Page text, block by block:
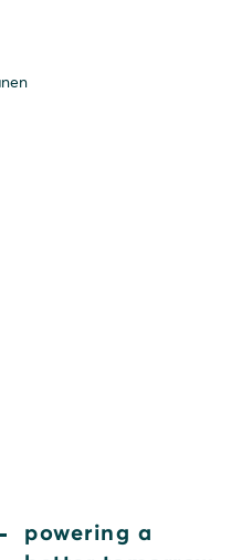
powering a